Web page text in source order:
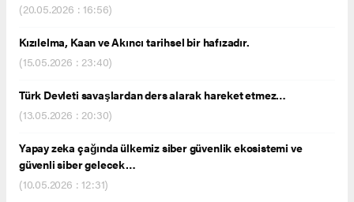
(20.05.2026 : 16:56)
Kızılelma, Kaan ve Akıncı tarihsel bir hafızadır.
(15.05.2026 : 23:40)
Türk Devleti savaşlardan ders alarak hareket etmez…
(13.05.2026 : 20:30)
Yapay zeka çağında ülkemiz siber güvenlik ekosistemi ve
güvenli siber gelecek…
(10.05.2026 : 12:31)